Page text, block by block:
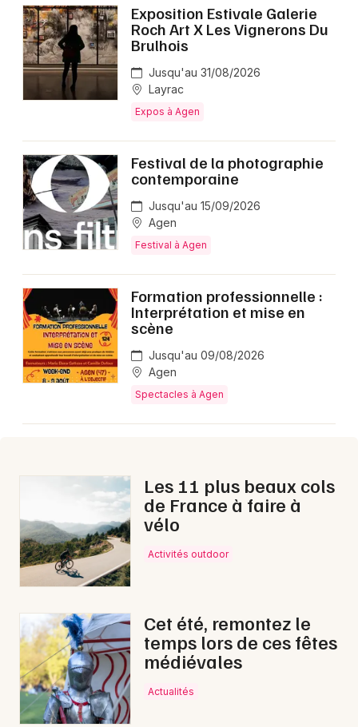
Exposition Estivale Galerie
Roch Art X Les Vignerons Du
Brulhois
Jusqu'au 31/08/2026
Layrac
Expos à Agen
Festival de la photographie
contemporaine
Jusqu'au 15/09/2026
Agen
Festival à Agen
Formation professionnelle :
Interprétation et mise en
scène
Jusqu'au 09/08/2026
Agen
Spectacles à Agen
Les 11 plus beaux cols
de France à faire à
vélo
Activités outdoor
Cet été, remontez le
temps lors de ces fêtes
médiévales
Actualités